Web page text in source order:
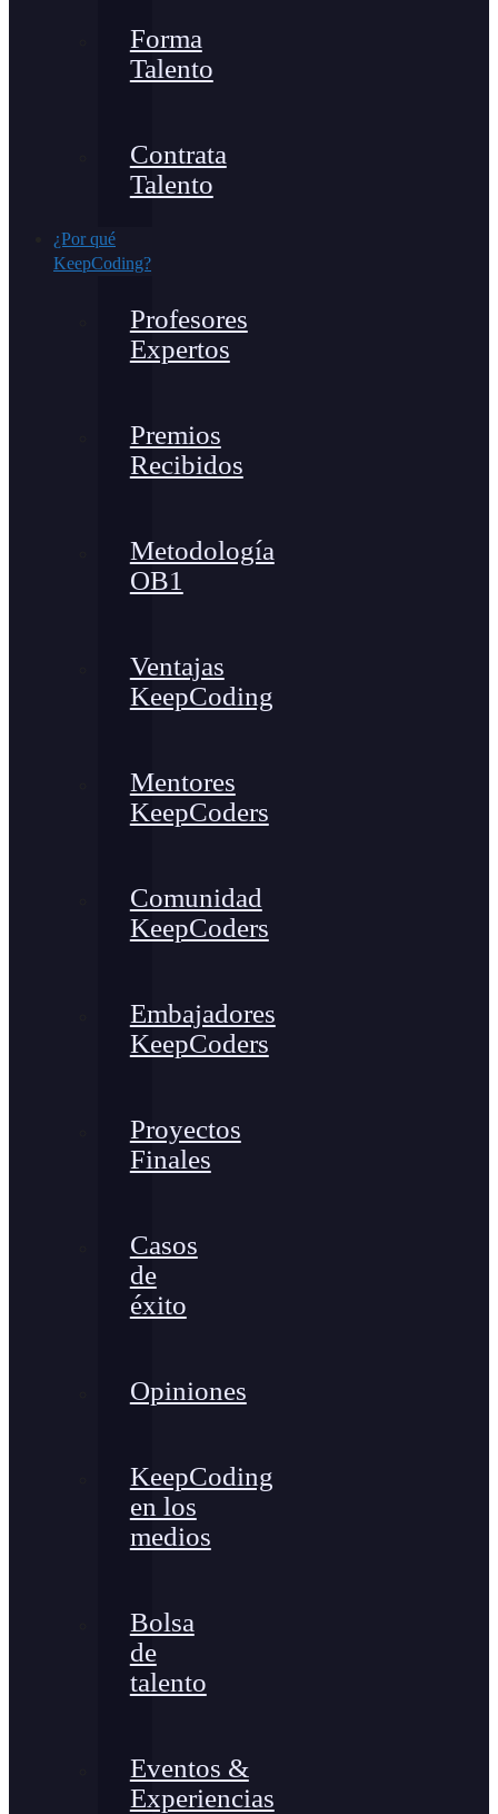
Forma
Talento
Contrata
Talento
¿Por qué
KeepCoding?
Profesores
Expertos
Premios
Recibidos
Metodología
OB1
Ventajas
KeepCoding
Mentores
KeepCoders
Comunidad
KeepCoders
Embajadores
KeepCoders
Proyectos
Finales
Casos
de
éxito
Opiniones
KeepCoding
en los
medios
Bolsa
de
talento
Eventos &
Experiencias